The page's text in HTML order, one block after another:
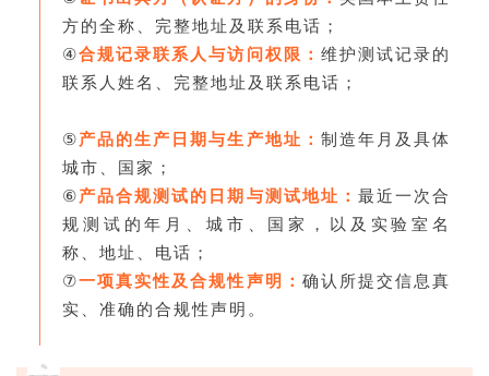
方的全称、完整地址及联系电话；
④合规记录联系人与访问权限： 维护测试记录的
联系人姓名、完整地址及联系电话；
⑤产品的生产日期与生产地址： 制造年月及具体
城市、国家；
⑥产品合规测试的日期与测试地址： 最近一次合
规测试的年月、城市、国家，以及实验室名
称、地址、电话；
⑦一项真实性及合规性声明： 确认所提交信息真
实、准确的合规性声明。